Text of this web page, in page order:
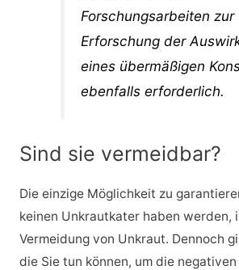
Forschungsarbeiten zur
Erforschung der
eines übermäßigen
ebenfalls erforderlich.
Sind sie vermeidbar?
Die einzige Möglichkeit zu
keinen Unkrautkater haben werden,
Vermeidung von Unkraut. Dennoch
die Sie tun können, um die